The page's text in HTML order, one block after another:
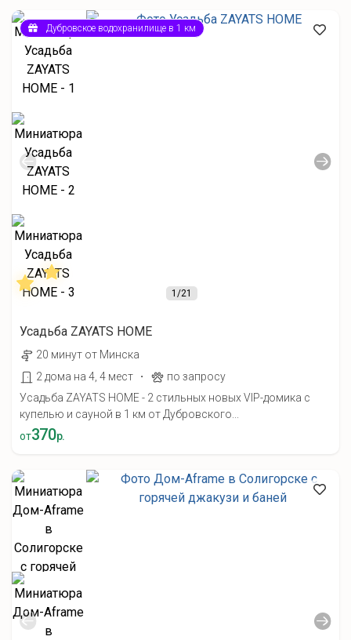
1/21
Дубровское водохранилище в 1 км
Усадьба ZAYATS HOME
20 минут от Минска
2 дома на 4, 4 мест
·
по запросу
Усадьба ZAYATS HOME - 2 стильных новых VIP-домика с
купелью и сауной в 1 км от Дубровского...
от370р.